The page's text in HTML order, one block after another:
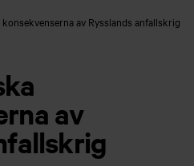
av Rysslands anfallskrig
av